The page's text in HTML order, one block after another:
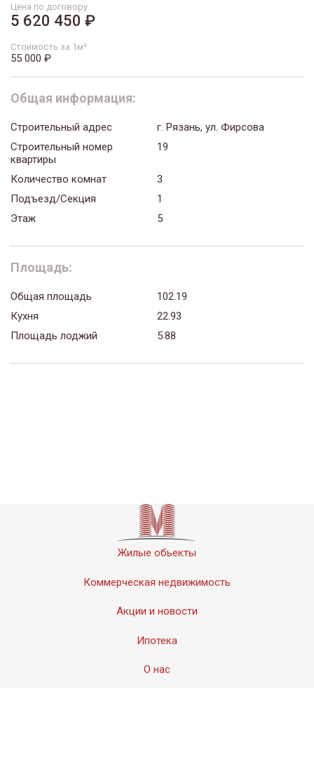
Цена по договору
5 620 450 ₽
Стоимость за 1м²
55 000 ₽
Общая информация:
Строительный адрес
г. Рязань, ул. Фирсова
Строительный номер
квартиры
19
Количество комнат
3
Подъезд/Секция
1
Этаж
5
Площадь:
Общая площадь
102.19
Кухня
22.93
Площадь лоджий
5.88
Жилые обьекты
Коммерческая недвижимость
Акции и новости
Ипотека
О нас